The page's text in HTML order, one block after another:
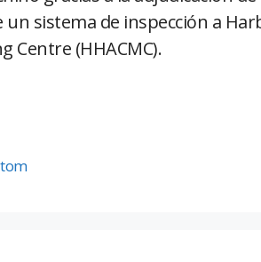
sistema de inspección a
Centre (HHACMC).